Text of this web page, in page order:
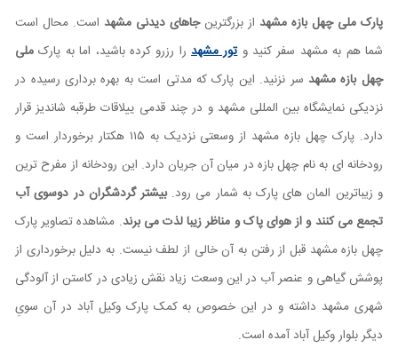
پارک ملی چهل بازه مشهد از بزرگترینجاهای دیدنی مشهد است. محال است
شما هم به مشهد سفر کنید وتور مشهد را رزرو کرده باشید، اما به پارک ملی
چهل بازه مشهد سر نزنید. این پارک که مدتی است به بهره برداری رسیده در
نزدیکی نمایشگاه بین المللی مشهد و در چند قدمی ییلاقات طرقبه شاندیز قرار
دارد. پارک چهل بازه مشهد از وسعتی نزدیک به ۱۱۵ هکتار برخوردار است و
رودخانه ای به نام چهل بازه در میان آن جریان دارد. این رودخانه از مفرح ترین
و زیباترین المان های پارک به شمار می رود.بیشتر گردشگران در دوسوی آب
تجمع می کنند و از هوای پاک و مناظر زیبا لذت می برند. مشاهده تصاویر پارک
چهل بازه مشهد قبل از رفتن به آن خالی از لطف نیست. به دلیل برخورداری از
پوشش گیاهی و عنصر آب در این وسعت زیاد نقش زیادی در کاستن از آلودگی
شهری مشهد داشته و در این خصوص به کمک پارک وکیل آباد در آن سویِ
دیگر بلوار وکیل آباد آمده است.